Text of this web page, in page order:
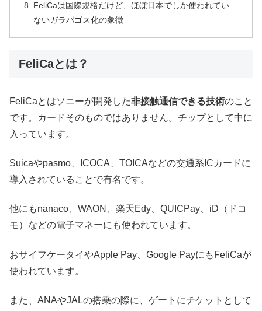
FeliCaは国際規格だけど、ほぼ日本でしか使われてい
ないガラパゴス化の象徴
FeliCaとは？
FeliCaとはソニーが開発した非接触通信できる技術のこと
です。カードそのものではありません。チップとして中に
入っています。
Suicaやpasmo、ICOCA、TOICAなどの交通系ICカードに
導入されていることで有名です。
他にもnanaco、WAON、楽天Edy、QUICPay、iD（ドコ
モ）などの電子マネーにも使われています。
おサイフケータイやApple Pay、Google PayにもFeliCaが
使われています。
また、ANAやJALの搭乗の際に、ゲートにチケットとして